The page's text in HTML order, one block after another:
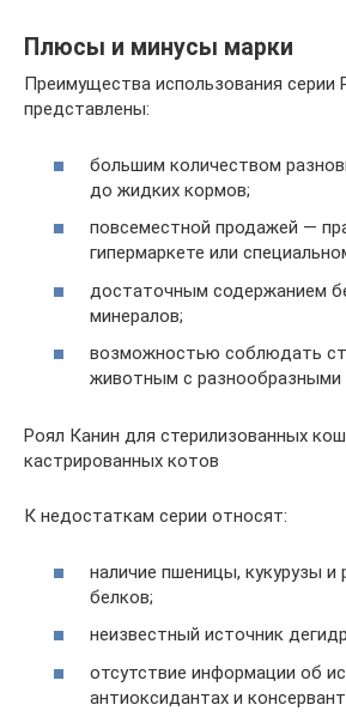
Плюсы и минусы марки
Преимущества использования серии
представлены:
большим количеством
до жидких кормов;
повсеместной продажей —
гипермаркете или
достаточным содержанием
минералов;
возможностью соблюдать
животным с разнообразными
Роял Канин для стерилизованных
кастрированных котов
К недостаткам серии относят:
наличие пшеницы, кукурузы и
белков;
неизвестный источник
отсутствие информации об
антиоксидантах и